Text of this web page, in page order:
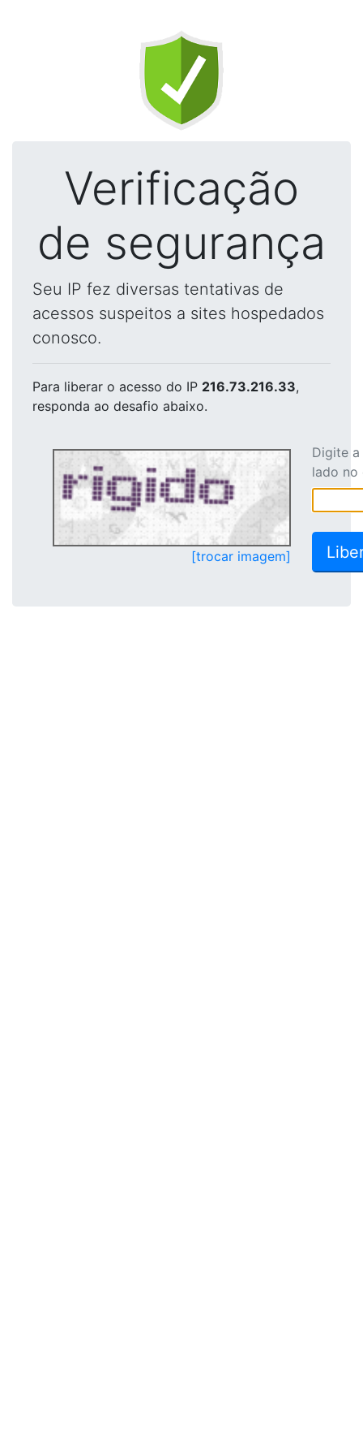
Verificação
de segurança
Seu IP fez diversas tentativas de
acessos suspeitos a sites hospedados
conosco.
Para liberar o acesso do IP 216.73.216.33,
responda ao desafio abaixo.
[trocar imagem]
Digite
lado no